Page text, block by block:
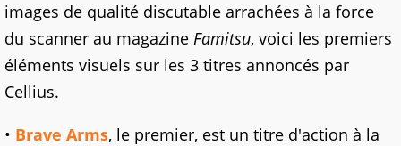
images de qualité discutable arrachées à la force
du scanner au magazine Famitsu, voici les premiers
éléments visuels sur les 3 titres annoncés par
Cellius.
• Brave Arms, le premier, est un titre d'action à la